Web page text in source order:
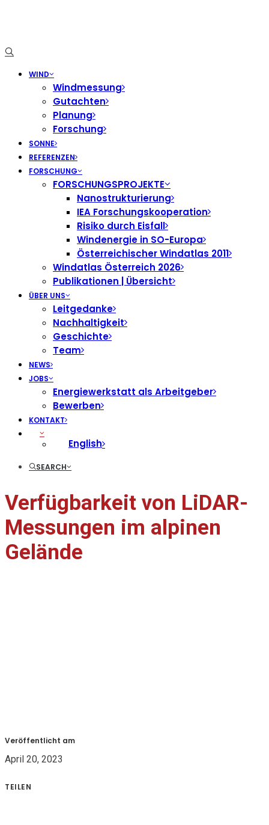
WIND
Windmessung
Gutachten
Planung
Forschung
SONNE
REFERENZEN
FORSCHUNG
FORSCHUNGSPROJEKTE
Nanostrukturierung
IEA Forschungskooperation
Risiko durch Eisfall
Windenergie in SO-Europa
Österreichischer Windatlas 2011
Windatlas Österreich 2026
Publikationen | Übersicht
ÜBER UNS
Leitgedanke
Nachhaltigkeit
Geschichte
Team
NEWS
JOBS
Energiewerkstatt als Arbeitgeber
Bewerben
KONTAKT
English
SEARCH
Verfügbarkeit von LiDAR-
Messungen im alpinen
Gelände
Veröffentlicht am
April 20, 2023
TEILEN